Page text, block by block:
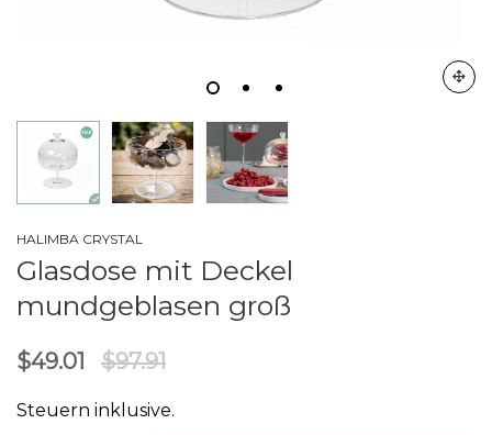
HALIMBA CRYSTAL
Glasdose mit Deckel
mundgeblasen groß
$49.01 $97.91
Steuern inklusive.